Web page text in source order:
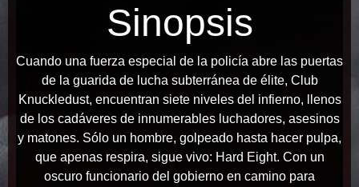
Sinopsis
Cuando una fuerza especial de la policía abre las puertas
de la guarida de lucha subterránea de élite, Club
Knuckledust, encuentran siete niveles del infierno, llenos
de los cadáveres de innumerables luchadores, asesinos
y matones. Sólo un hombre, golpeado hasta hacer pulpa,
que apenas respira, sigue vivo: Hard Eight. Con un
oscuro funcionario del gobierno en camino para